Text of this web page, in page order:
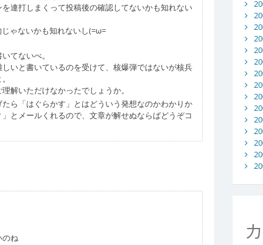
連打しまくって投稿後の確認してないかも知れない
ゃないかも知れないし(=ω=
てないべ。
いと書いているのを受けて、核爆弾ではないが核兵
解いただけなかったでしょうか。
ら「はぐらかす」とはどういう発想なのかわかりか
とメールくれるので、文章が解せぬならばどうぞコ
のね